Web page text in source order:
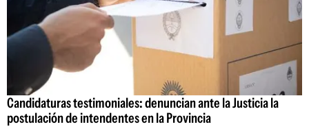
Candidaturas testimoniales: denuncian ante la Justicia la
postulación de intendentes en la Provincia